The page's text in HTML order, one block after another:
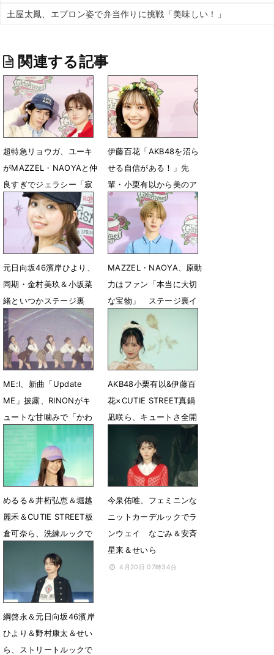
土屋太鳳、エプロン姿で弁当作りに挑戦「美味しい！」
関連する記事
超特急リョウガ、ユーキ
がMAZZEL・NAOYAと仲
良すぎでジェラシー「寂
しかったよ」
5月6日 06時01分
伊藤百花「AKB48を沼ら
せる自信がある！」先
輩・小栗有以から美のア
ドバイスも
5月6日 05時52分
元日向坂46濱岸ひより、
同期・金村美玖＆小坂菜
緒といつかステージ裏
で… 「ガルアワ」イン
タビュー
4月26日 12時00分
MAZZEL・NAOYA、原動
力はファン「本当に大切
な宝物」 ステージ裏イ
ンタビュー
4月25日 09時00分
ME:I、新曲「Update
ME」披露、RINONがキ
ュートな甘噛みで「かわ
いい〜」
4月20日 07時41分
AKB48小栗有以&伊藤百
花×CUTIE STREET真鍋
凪咲ら、キュートさ全開
4月20日 07時38分
めるる＆井桁弘恵＆堀越
麗禾＆CUTIE STREET板
倉可奈ら、洗練ルックで
4月20日 07時36分
今泉佑唯、フェミニンな
ニットカーデルックでラ
ンウェイ なごみ＆安斉
星来＆せいら
4月20日 07時34分
綱啓永＆元日向坂46濱岸
ひより＆野村康太＆せい
ら、ストリートルックで